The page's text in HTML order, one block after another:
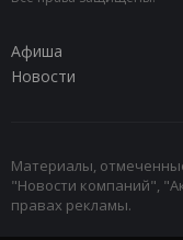
Афиша
Новости
Материалы,
"Новости компаний",
правах рекламы.